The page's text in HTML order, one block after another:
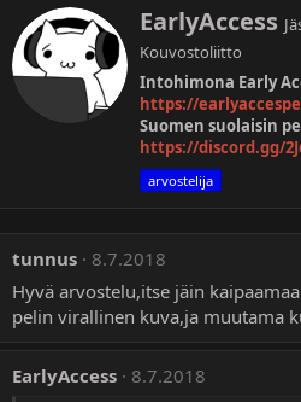
k
t
t
K
i
r
j
o
i
t
t
a
t
EarlyAccess
Kouvostoliitto
Intohimona Early
https://
Suomen suolaisin
https://discord.gg/
arvostelija
tunnus 8.7.2018
Hyvä arvostelu,itse jäin
pelin virallinen kuva,ja muutama
EarlyAccess 8.7.2018